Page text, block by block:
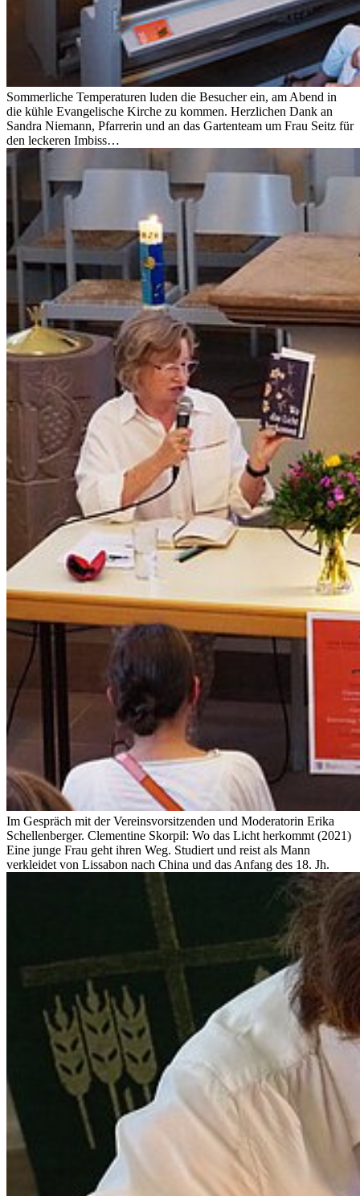
Sommerliche Temperaturen luden die Besucher ein, am Abend in
die kühle Evangelische Kirche zu kommen. Herzlichen Dank an
Sandra Niemann, Pfarrerin und an das Gartenteam um Frau Seitz für
den leckeren Imbiss…
Im Gespräch mit der Vereinsvorsitzenden und Moderatorin Erika
Schellenberger. Clementine Skorpil: Wo das Licht herkommt (2021)
Eine junge Frau geht ihren Weg. Studiert und reist als Mann
verkleidet von Lissabon nach China und das Anfang des 18. Jh.